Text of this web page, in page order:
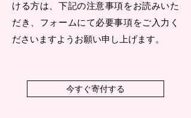
ける方は、下記の注意事項をお読みいた
だき、フォームにて必要事項をご入力く
ださいますようお願い申し上げます。
今すぐ寄付する